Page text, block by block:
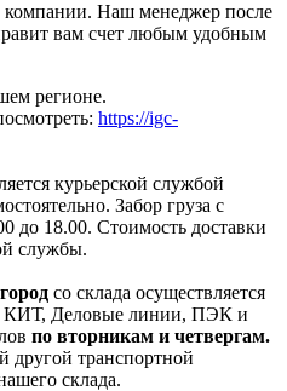
компании. Наш менеджер после
вам счет любым удобным
регионе.
https://igc-
курьерской службой
Забор груза с
до 18.00. Стоимость доставки
службы.
со склада осуществляется
КИТ, Деловые линии, ПЭК и
по вторникам и четвергам.
другой транспортной
склада.